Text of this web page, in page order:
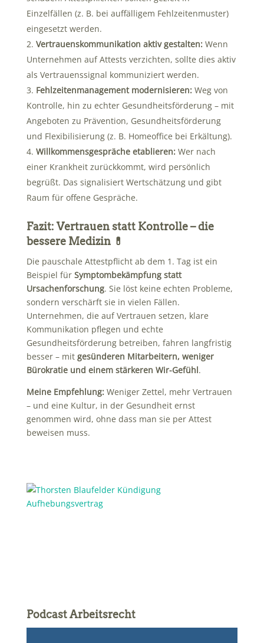
Einzelfällen (z. B. bei auffälligem Fehlzeitenmuster)
eingesetzt werden.
Vertrauenskommunikation aktiv gestalten:Wenn
Unternehmen auf Attests verzichten, sollte dies aktiv
als Vertrauenssignal kommuniziert werden.
Fehlzeitenmanagement modernisieren:Weg von
Kontrolle, hin zu echter Gesundheitsförderung – mit
Angeboten zu Prävention, Gesundheitsförderung
und Flexibilisierung (z. B. Homeoffice bei Erkältung).
Willkommensgespräche etablieren:Wer nach
einer Krankheit zurückkommt, wird persönlich
begrüßt. Das signalisiert Wertschätzung und gibt
Raum für offene Gespräche.
Fazit: Vertrauen statt Kontrolle – die
bessere Medizin 💊
Die pauschale Attestpflicht ab dem 1. Tag ist ein
Beispiel für Symptombekämpfung statt
Ursachenforschung. Sie löst keine echten Probleme,
sondern verschärft sie in vielen Fällen.
Unternehmen, die auf Vertrauen setzen, klare
Kommunikation pflegen und echte
Gesundheitsförderung betreiben, fahren langfristig
besser – mit gesünderen Mitarbeitern, weniger
Bürokratie und einem stärkeren Wir-Gefühl.
Meine Empfehlung:Weniger Zettel, mehr Vertrauen
– und eine Kultur, in der Gesundheit ernst
genommen wird, ohne dass man sie per Attest
beweisen muss.
Podcast Arbeitsrecht